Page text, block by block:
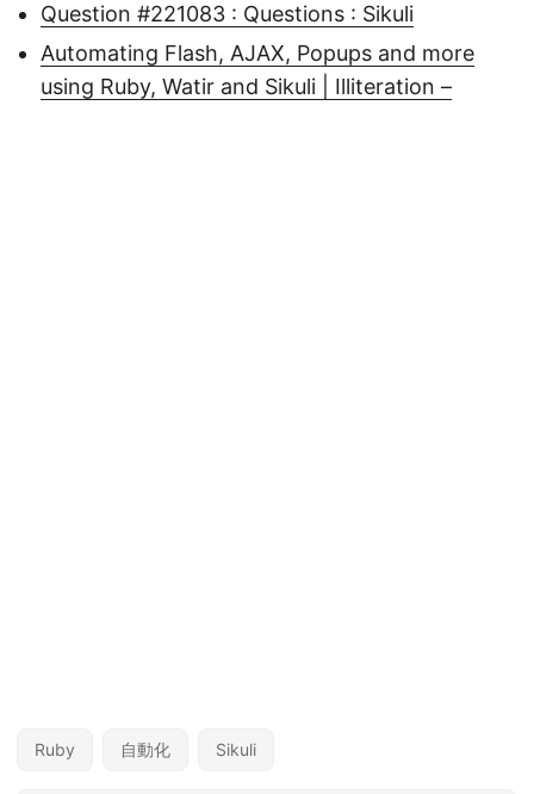
Question #221083 : Questions : Sikuli
Automating Flash, AJAX, Popups and more
using Ruby, Watir and Sikuli | Illiteration –
Ruby 自動化 Sikuli